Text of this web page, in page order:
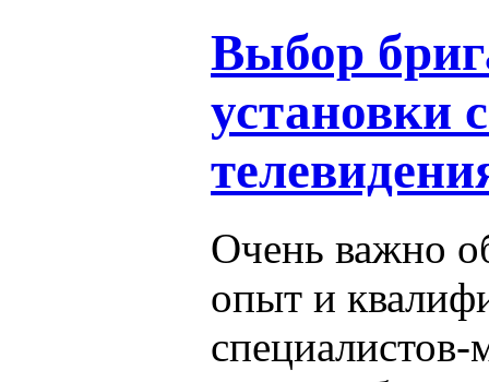
Выбор
установки
Очень важно
опыт и